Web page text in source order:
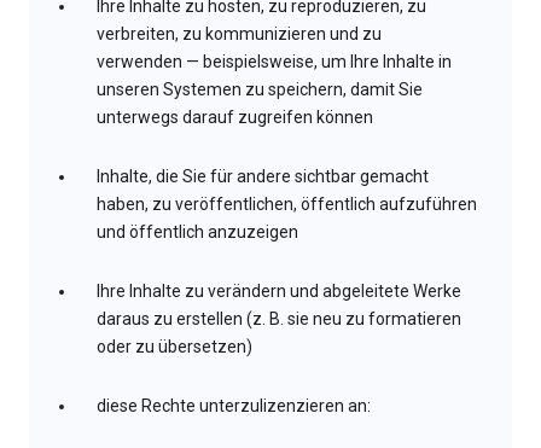
Ihre Inhalte zu hosten, zu reproduzieren, zu
verbreiten, zu kommunizieren und zu
verwenden — beispielsweise, um Ihre Inhalte in
unseren Systemen zu speichern, damit Sie
unterwegs darauf zugreifen können
Inhalte, die Sie für andere sichtbar gemacht
haben, zu veröffentlichen, öffentlich aufzuführen
und öffentlich anzuzeigen
Ihre Inhalte zu verändern und abgeleitete Werke
daraus zu erstellen (z. B. sie neu zu formatieren
oder zu übersetzen)
diese Rechte unterzulizenzieren an: